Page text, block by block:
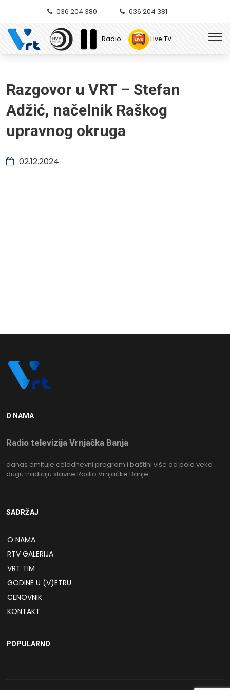
036 204 380 036 204 381
Radio Live TV
Razgovor u VRT – Stefan
Adžić, načelnik Raškog
upravnog okruga
02.12.2024
O NAMA
Radio televizija Vrnjačka Banja
danas emituje celodnevni program i baštini više od pola veka
dugu tradiciju slavne Radio Vrnjačke Banje.
SADRŽAJ
O NAMA
RTV GALERIJA
VRT TIM
GODINE U (V)ETRU
CENOVNIK
KONTAKT
POPULARNO